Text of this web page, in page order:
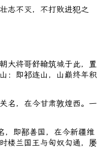
志不灭，不打败进犯之
大将哥舒翰筑城于此，置
：即祁连山，山巅终年积
名，在今甘肃敦煌西。一
，即鄯善国，在今新疆维
楼兰国王与匈奴勾通，屡